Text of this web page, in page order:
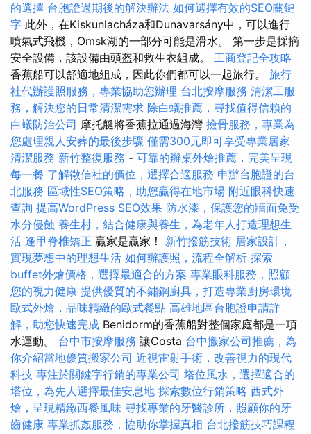
的選擇 台胞證過期後的解決辦法 如何選擇有效的SEO關鍵
字 此外，在Kiskunlacháza和Dunavarsány中，可以進行
噴氣式飛機，Omsk湖的一部分可能是滑水。 第一步是採摘
安全設備，該設備由頭盔和救生衣組成。 工商登記全攻略
香蕉船可以舒適地組成，因此你們都可以一起旅行。 旅行
社代辦護照服務，專業協助您辦理 台北按摩服務 清潔工服
務，解決您的日常清潔需求 除白蟻推薦，尋找值得信賴的
白蟻防治公司 摩托艇將香蕉拉通過海灣 撿骨服務，專業為
您處理親人安葬的最後步驟 僅需300元即可享受專業居家
清潔服務 新竹整復服務 - 可靠的辦桌外燴推薦，完美呈現
每一餐 了解徵信社的價位，選擇合適服務 申辦台胞證的台
北服務 區域性SEO策略，助您贏得在地市場 附近眼科快速
查詢 提高WordPress SEO效果 防水漆，保護您的牆面免受
水分侵蝕 養生村，結合健康與養生，為老年人打造理想生
活 逢甲脊椎矯正 贏家是贏家！ 新竹撥筋技術 居家設計，
實現夢想中的理想生活 如何辦護照，流程全解析 探索
buffet外燴價格，選擇最適合的方案 專業眼科服務，照顧
您的視力健康 提供優質的不鏽鋼廚具，打造專業廚房環境
歐式外燴，品味精緻的歐式餐點 高雄地區台胞證申請詳
解，助您快速完成 Benidorm的香蕉船對整個家庭都是一項
水運動。 台中市按摩服務 讓Costa 台中搬家公司推薦，為
你介紹當地優質搬家公司 近視雷射手術，改善視力的現代
科技 專注於關鍵字行銷的專業公司 塔位風水，選擇適合的
塔位，為先人選擇最佳安息地 探索數位行銷策略 西式外
燴，呈現精緻西餐風味 尋找專業的牙醫診所，照顧你的牙
齒健康 專業抓姦服務，協助你掌握真相 台北撥筋技巧課程